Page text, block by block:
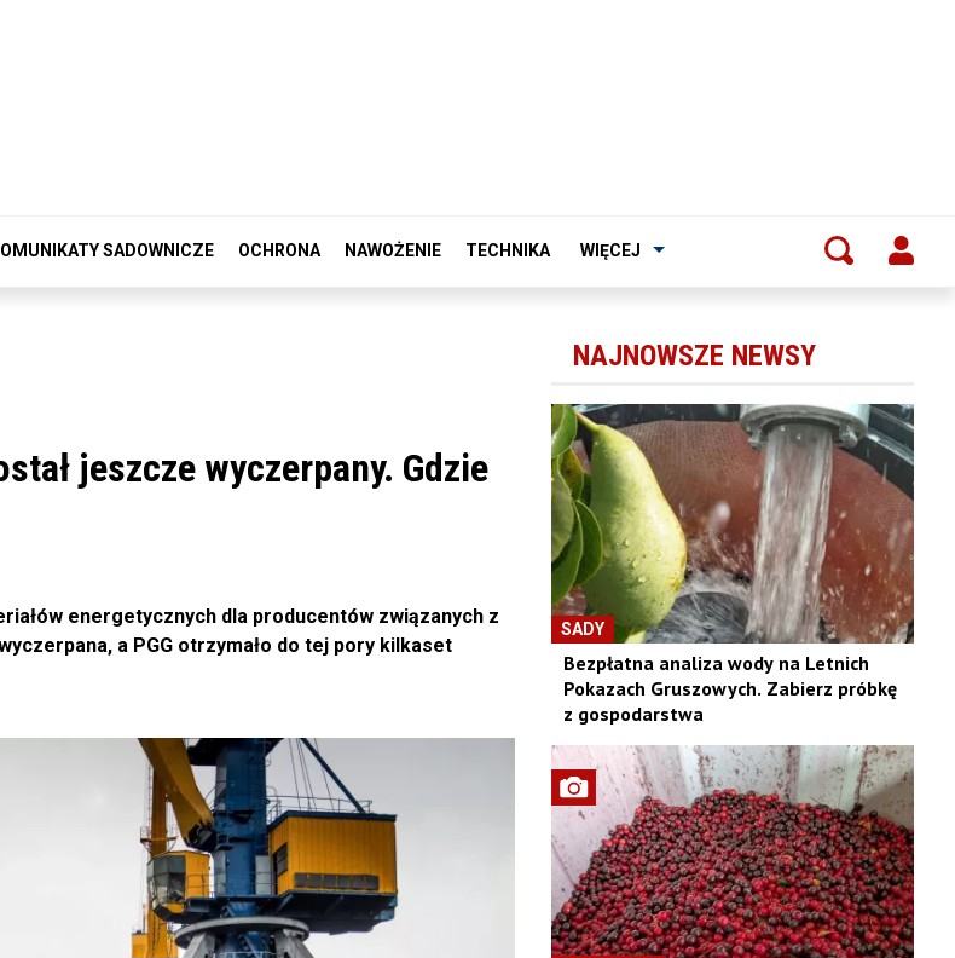
SADOWNICZE OCHRONA NAWOŻENIE TECHNIKA WIĘCEJ
jeszcze wyczerpany. Gdzie
energetycznych dla producentów związanych z
a PGG otrzymało do tej pory kilkaset
NAJNOWSZE NEWSY
SADY
Bezpłatna analiza wody na Letnich
Pokazach Gruszowych. Zabierz próbkę
z gospodarstwa